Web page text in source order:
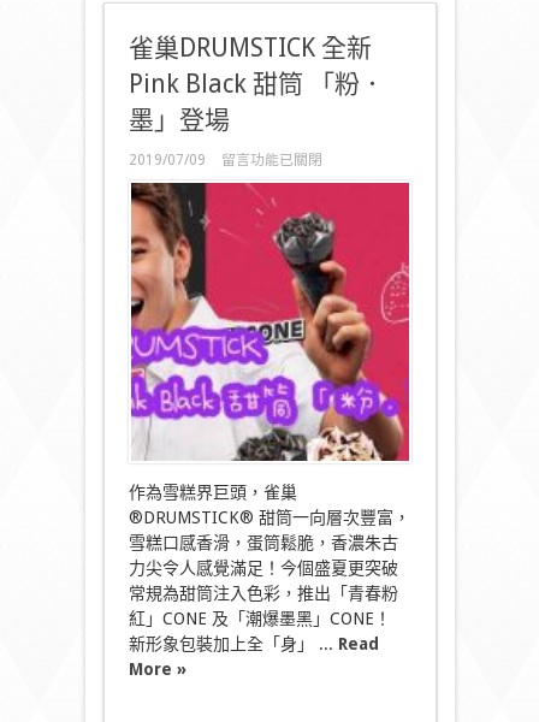
雀巢DRUMSTICK 全新
Pink Black 甜筒 「粉．
墨」登場
2019/07/09
在
〈雀
DRUMSTICK
全
甜
筒
「粉．
墨」
登
場〉
留言功能已關閉
作為雪糕界巨頭，雀巢
®DRUMSTICK® 甜筒一向層次豐富，
雪糕口感香滑，蛋筒鬆脆，香濃朱古
力尖令人感覺滿足！今個盛夏更突破
常規為甜筒注入色彩，推出「青春粉
紅」CONE 及「潮爆墨黑」CONE！
新形象包裝加上全「身」 ... Read
More »